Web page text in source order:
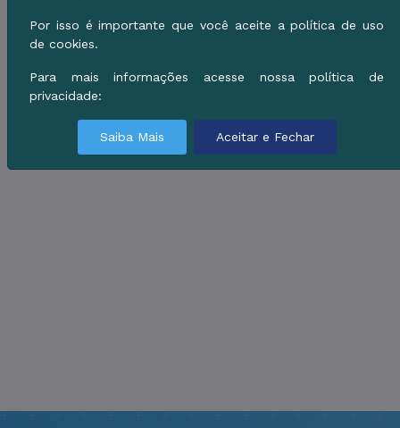
Por isso é importante que você aceite a política de uso
de cookies.
Para mais informações acesse nossa política de
privacidade:
Saiba Mais Aceitar e Fechar